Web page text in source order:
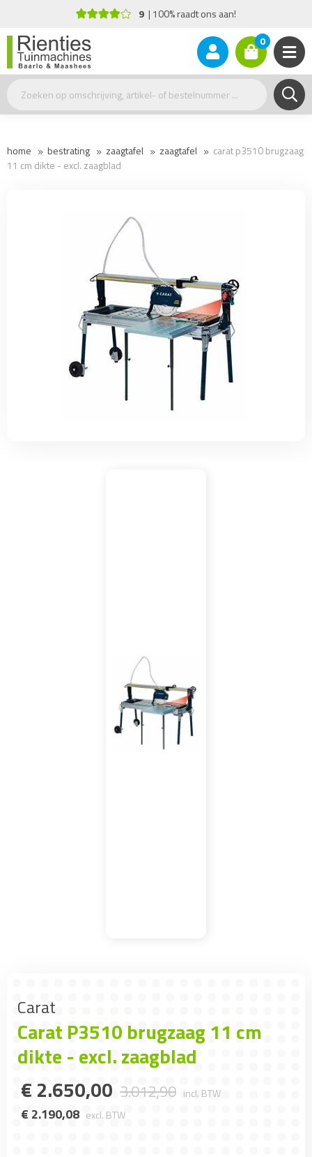
9
100% raadt ons aan!
0
home bestrating zaagtafel zaagtafel
carat p3510 brugzaag
11 cm dikte - excl. zaagblad
Carat
Carat P3510 brugzaag 11 cm
dikte - excl. zaagblad
€ 2.650,00 3.012,90 incl. BTW
€ 2.190,08 excl. BTW